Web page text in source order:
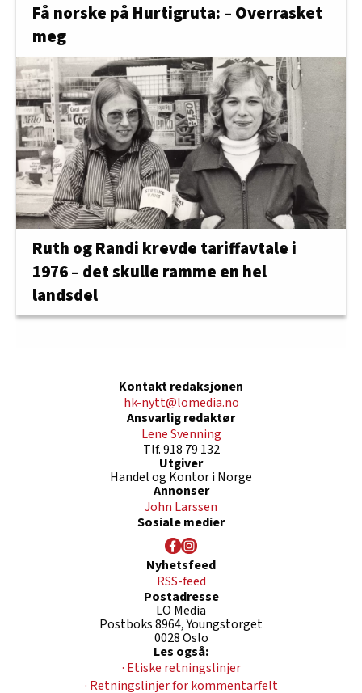
Få norske på Hurtigruta: – Overrasket
meg
Ruth og Randi krevde tariffavtale i
1976 – det skulle ramme en hel
landsdel
Kontakt redaksjonen
hk-nytt@lomedia.no
Ansvarlig redaktør
Lene Svenning
Tlf. 918 79 132
Utgiver
Handel og Kontor i Norge
Annonser
John Larssen
Sosiale medier
Nyhetsfeed
RSS-feed
Postadresse
LO Media
Postboks 8964, Youngstorget
0028 Oslo
Les også:
· Etiske retningslinjer
· Retningslinjer for kommentarfelt